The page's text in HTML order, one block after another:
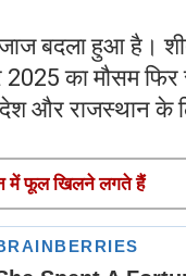
बदला हुआ है।
2025 का मौसम
और राजस्थान के
में फूल खिलने लगते हैं